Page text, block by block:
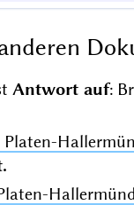
Antwort auf:
Platen-